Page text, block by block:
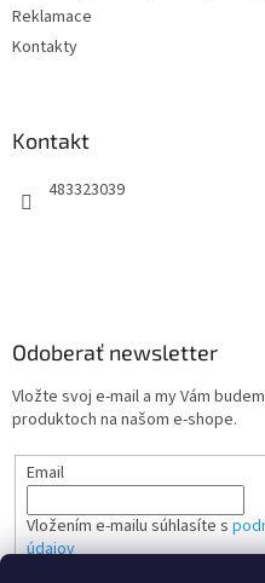
Reklamace
Kontakty
Kontakt
483323039
Odoberať newsletter
Vložte svoj e-mail a my Vám
produktoch na našom e-shope.
Email
Vložením e-mailu súhlasíte s
údajov